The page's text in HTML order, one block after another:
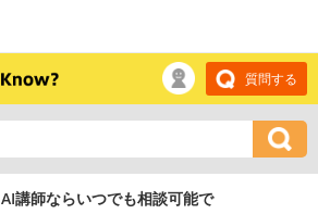
質問する
AI講師ならいつでも相談可能で